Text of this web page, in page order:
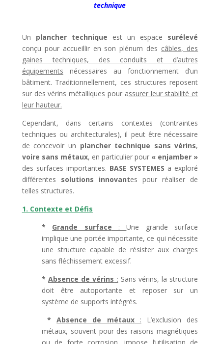
technique
Un plancher technique est un espace surélevé
conçu pour accueillir en son plénum des câbles, des
gaines techniques, des conduits et d’autres
équipements nécessaires au fonctionnement d’un
bâtiment. Traditionnellement, ces structures reposent
sur des vérins métalliques pour assurer leur stabilité et
leur hauteur.
Cependant, dans certains contextes (contraintes
techniques ou architecturales), il peut être nécessaire
de concevoir un plancher technique sans vérins,
voire sans métaux, en particulier pour « enjamber »
des surfaces importantes. BASE SYSTEMES a exploré
différentes solutions innovantes pour réaliser de
telles structures.
1. Contexte et Défis
* Grande surface :Une grande surface
implique une portée importante, ce qui nécessite
une structure capable de résister aux charges
sans fléchissement excessif.
* Absence de vérins : Sans vérins, la structure
doit être autoportante et reposer sur un
système de supports intégrés.
*Absence de métaux: L’exclusion des
métaux, souvent pour des raisons magnétiques